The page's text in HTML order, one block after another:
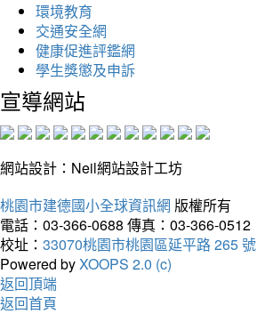
環境教育
交通安全網
健康促進評鑑網
學生獎懲及申訴
宣導網站
網站設計：Neil網站設計工坊
桃園市建德國小全球資訊網 版權所有
電話：03-366-0688 傳真：03-366-0512
校址： 33070桃園市桃園區延平路 265 號
Powered byXOOPS 2.0 (c)
返回頂端
返回首頁